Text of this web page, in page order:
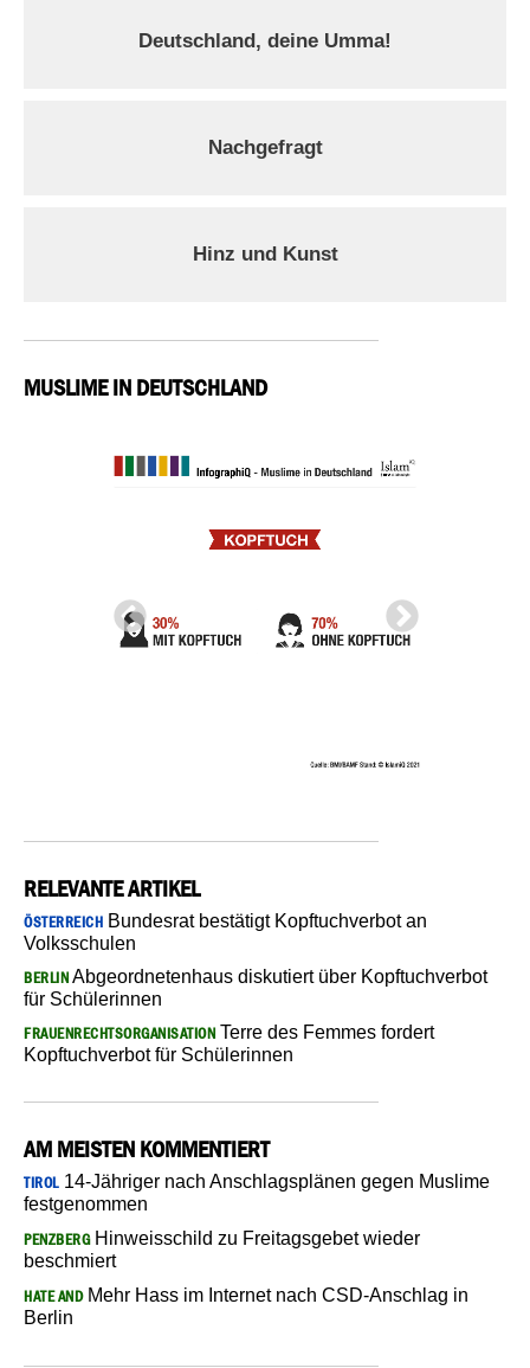
Deutschland, deine Umma!
Nachgefragt
Hinz und Kunst
MUSLIME IN DEUTSCHLAND
RELEVANTE ARTIKEL
ÖSTERREICH Bundesrat bestätigt Kopftuchverbot an
Volksschulen
BERLIN Abgeordnetenhaus diskutiert über Kopftuchverbot
für Schülerinnen
FRAUENRECHTSORGANISATION Terre des Femmes fordert
Kopftuchverbot für Schülerinnen
AM MEISTEN KOMMENTIERT
TIROL14-Jähriger nach Anschlagsplänen gegen Muslime
festgenommen
PENZBERGHinweisschild zu Freitagsgebet wieder
beschmiert
HATE ANDMehr Hass im Internet nach CSD-Anschlag in
Berlin